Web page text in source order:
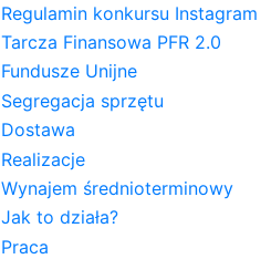
Regulamin konkursu Instagram
Tarcza Finansowa PFR 2.0
Fundusze Unijne
Segregacja sprzętu
Dostawa
Realizacje
Wynajem średnioterminowy
Jak to działa?
Praca